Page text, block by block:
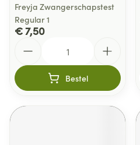
Freyja Zwangerschapstest
Regular 1
€ 7,50
Bestel